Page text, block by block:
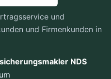
und
und Firmenkunden in
NDS